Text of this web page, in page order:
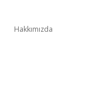
Hakkımızda